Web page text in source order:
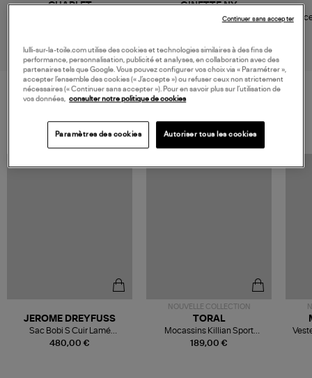
CHARLET GINETTE NY
Bracelet Rigide MM avec
480,00 €
JEROME DREYFUSS
Sac Bobi S Cuir Lamé
Champagne
NOUVELLE COLLECTION
189,00 €
TORAL
Mocassins Killian Sport
Mousse
lulli-sur-la-toile.com utilise des cookies et technologies similaires à des fins de
performance, personnalisation, publicité et analyses, en collaboration avec des
partenaires tels que Google. Vous pouvez configurer vos choix via « Paramétrer »,
accepter l’ensemble des cookies (« J’accepte ») ou refuser ceux non strictement
nécessaires (« Continuer sans accepter »). Pour en savoir plus sur l’utilisation de
vos données,
consulter notre politique de cookies
Paramètres des cookies Autoriser tous les cookies
Continuer sans accepter